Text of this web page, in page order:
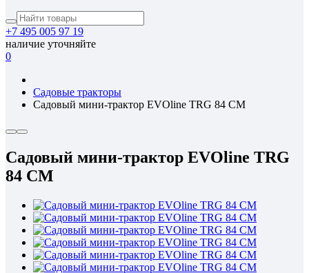
+7 495 005 97 19
наличие уточняйте
0
Садовые тракторы
Садовый мини-трактор EVOline TRG 84 CM
Садовый мини-трактор EVOline TRG
84 CM